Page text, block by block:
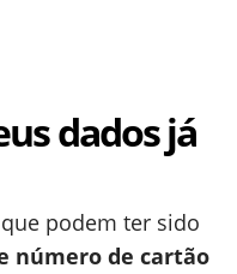
dados já
podem ter sido
número de cartão